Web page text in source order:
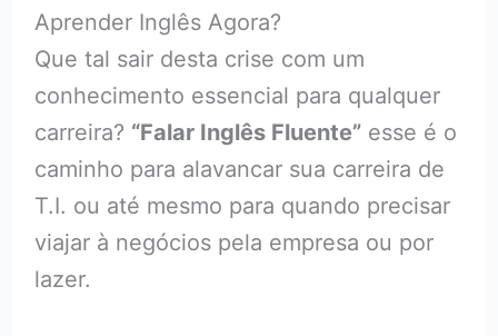
Aprender Inglês Agora?
Que tal sair desta crise com um
conhecimento essencial para qualquer
carreira? “Falar Inglês Fluente”esse é o
caminho para alavancar sua carreira de
T.I. ou até mesmo para quando precisar
viajar à negócios pela empresa ou por
lazer.